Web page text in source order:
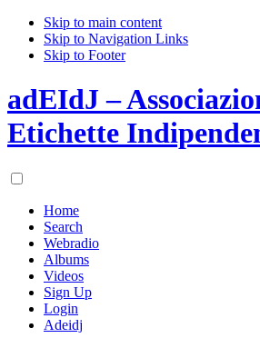
Skip to main content
Skip to Navigation Links
Skip to Footer
adEIdJ –
Etichette
Home
Search
Webradio
Albums
Videos
Sign Up
Login
Adeidj